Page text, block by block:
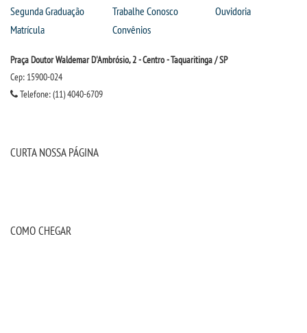
Segunda Graduação
Matrícula
Trabalhe Conosco
Convênios
Ouvidoria
Praça Doutor Waldemar D'Ambrósio, 2 - Centro - Taquaritinga / SP
Cep: 15900-024
Telefone: (11) 4040-6709
CURTA NOSSA PÁGINA
COMO CHEGAR